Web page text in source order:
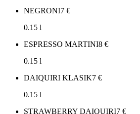
NEGRONI7 €
0.15 l
ESPRESSO MARTINI8 €
0.15 l
DAIQUIRI KLASIK7 €
0.15 l
STRAWBERRY DAIQUIRI7 €